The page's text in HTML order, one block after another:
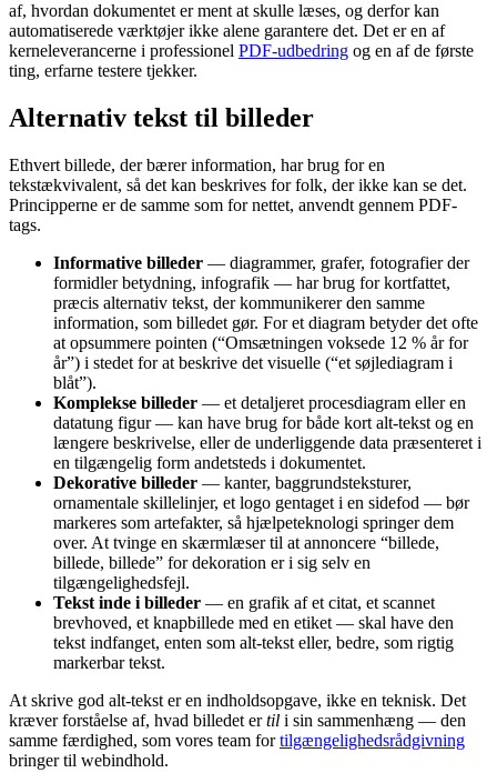
af, hvordan dokumentet er ment at skulle læses, og derfor kan
automatiserede værktøjer ikke alene garantere det. Det er en af
kerneleverancerne i professionel PDF-udbedring og en af de første
ting, erfarne testere tjekker.
Alternativ tekst til billeder
Ethvert billede, der bærer information, har brug for en
tekstækvivalent, så det kan beskrives for folk, der ikke kan se det.
Principperne er de samme som for nettet, anvendt gennem PDF-
tags.
Informative billeder — diagrammer, grafer, fotografier der
formidler betydning, infografik — har brug for kortfattet,
præcis alternativ tekst, der kommunikerer den samme
information, som billedet gør. For et diagram betyder det ofte
at opsummere pointen (“Omsætningen voksede 12 % år for
år”) i stedet for at beskrive det visuelle (“et søjlediagram i
blåt”).
Komplekse billeder — et detaljeret procesdiagram eller en
datatung figur — kan have brug for både kort alt-tekst og en
længere beskrivelse, eller de underliggende data præsenteret i
en tilgængelig form andetsteds i dokumentet.
Dekorative billeder — kanter, baggrundsteksturer,
ornamentale skillelinjer, et logo gentaget i en sidefod — bør
markeres som artefakter, så hjælpeteknologi springer dem
over. At tvinge en skærmlæser til at annoncere “billede,
billede, billede” for dekoration er i sig selv en
tilgængelighedsfejl.
Tekst inde i billeder — en grafik af et citat, et scannet
brevhoved, et knapbillede med en etiket — skal have den
tekst indfanget, enten som alt-tekst eller, bedre, som rigtig
markerbar tekst.
At skrive god alt-tekst er en indholdsopgave, ikke en teknisk. Det
kræver forståelse af, hvad billedet ertil i sin sammenhæng — den
samme færdighed, som vores team fortilgængelighedsrådgivning
bringer til webindhold.